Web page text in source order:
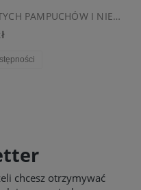
TIVO
chcesz otrzymywać